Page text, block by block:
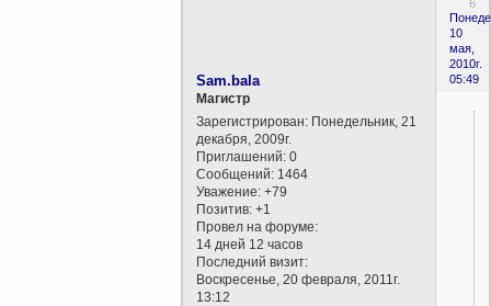
6
10
мая,
2010г.
05:49
Sam.bala
Магистр
Зарегистрирован: Понедельник, 21
декабря, 2009г.
Приглашений: 0
Сообщений: 1464
Уважение: +79
Позитив: +1
Провел на форуме:
14 дней 12 часов
Последний визит:
Воскресенье, 20 февраля, 2011г.
13:12